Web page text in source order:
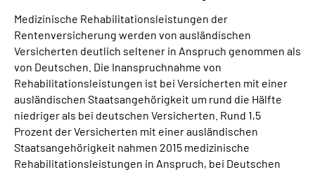
Suche
Language
Inhalte in Gebärdensprache (DGS)
Leichte Sprache
Medizinische Rehabilitationsleistungen der
Rentenversicherung werden von ausländischen
Versicherten deutlich seltener in Anspruch genommen als
von Deutschen. Die Inanspruchnahme von
Rehabilitationsleistungen ist bei Versicherten mit einer
ausländischen Staatsangehörigkeit um rund die Hälfte
niedriger als bei deutschen Versicherten. Rund 1,5
Prozent der Versicherten mit einer ausländischen
Staatsangehörigkeit nahmen 2015 medizinische
Rehabilitationsleistungen in Anspruch, bei Deutschen